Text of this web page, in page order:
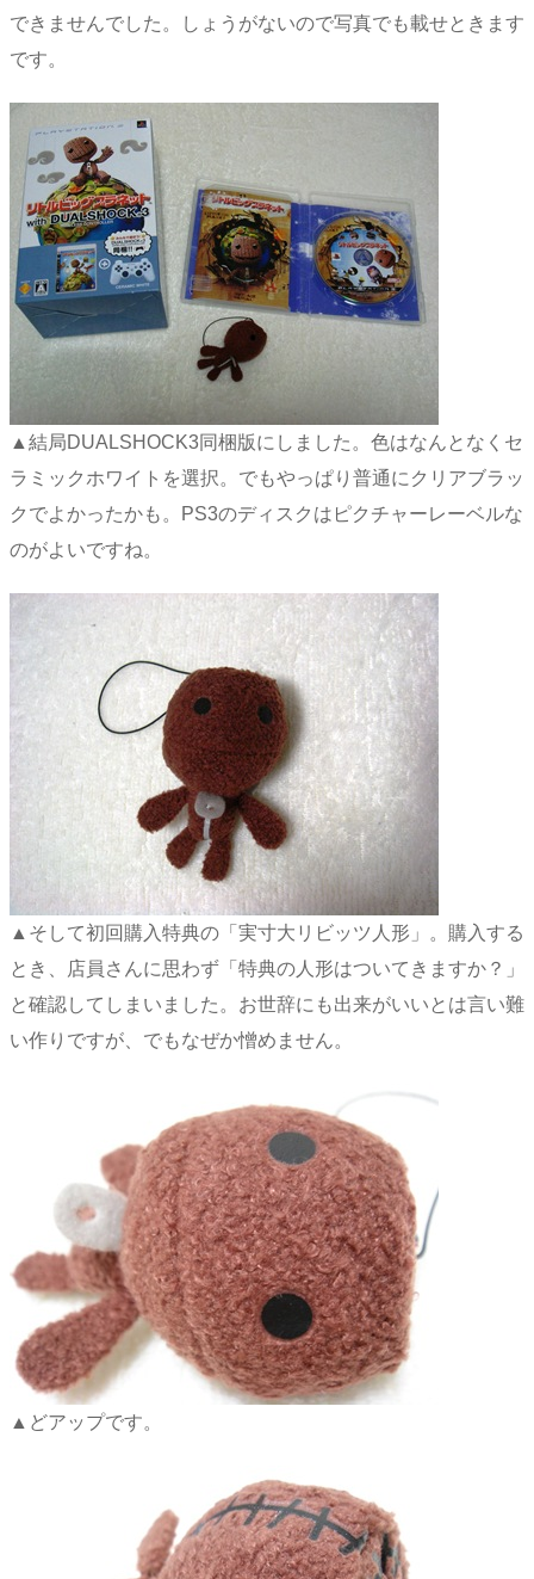
できませんでした。しょうがないので写真でも載せときます
です。
▲結局DUALSHOCK3同梱版にしました。色はなんとなくセ
ラミックホワイトを選択。でもやっぱり普通にクリアブラッ
クでよかったかも。PS3のディスクはピクチャーレーベルな
のがよいですね。
▲そして初回購入特典の「実寸大リビッツ人形」。購入する
とき、店員さんに思わず「特典の人形はついてきますか？」
と確認してしまいました。お世辞にも出来がいいとは言い難
い作りですが、でもなぜか憎めません。
▲どアップです。